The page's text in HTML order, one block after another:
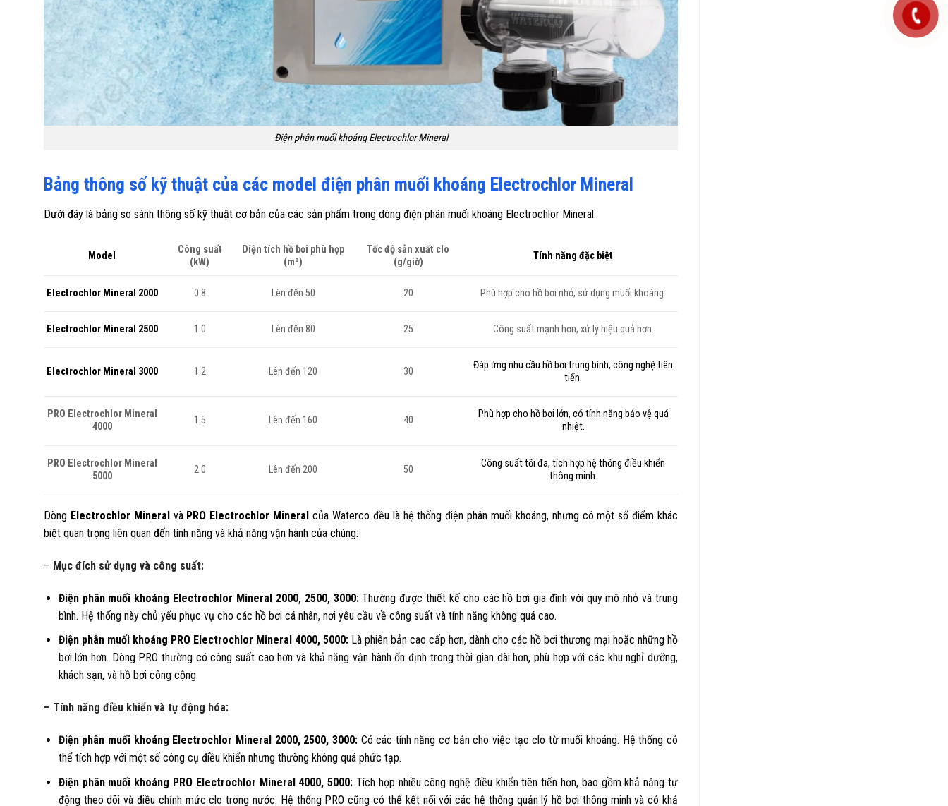
Điện phân muối khoáng Electrochlor Mineral
Bảng thông số kỹ thuật của các model điện phân muối khoáng Electrochlor Mineral
Dưới đây là bảng so sánh thông số kỹ thuật cơ bản của các sản phẩm trong dòng điện phân muối khoáng Electrochlor Mineral:
Model
Công suất
(kW)
Diện tích hồ bơi phù hợp
(m³)
Tốc độ sản xuất clo
(g/giờ)
Tính năng đặc biệt
Electrochlor Mineral 2000 0.8 Lên đến 50 20 Phù hợp cho hồ bơi nhỏ, sử dụng muối khoáng.
Electrochlor Mineral 2500 1.0 Lên đến 80 25 Công suất mạnh hơn, xử lý hiệu quả hơn.
Electrochlor Mineral 3000 1.2 Lên đến 120 30
Đáp ứng nhu cầu hồ bơi trung bình, công nghệ tiên
tiến.
PRO Electrochlor Mineral
4000
1.5 Lên đến 160 40
Phù hợp cho hồ bơi lớn, có tính năng bảo vệ quá
nhiệt.
PRO Electrochlor Mineral
5000
2.0 Lên đến 200 50
Công suất tối đa, tích hợp hệ thống điều khiển
thông minh.
Dòng Electrochlor Mineral và PRO Electrochlor Mineral của Waterco đều là hệ thống điện phân muối khoáng, nhưng có một số điểm khác
biệt quan trọng liên quan đến tính năng và khả năng vận hành của chúng:
– Mục đích sử dụng và công suất:
Điện phân muối khoáng Electrochlor Mineral 2000, 2500, 3000:Thường được thiết kế cho các hồ bơi gia đình với quy mô nhỏ và trung
bình. Hệ thống này chủ yếu phục vụ cho các hồ bơi cá nhân, nơi yêu cầu về công suất và tính năng không quá cao.
Điện phân muối khoáng PRO Electrochlor Mineral 4000, 5000:Là phiên bản cao cấp hơn, dành cho các hồ bơi thương mại hoặc những hồ
bơi lớn hơn. Dòng PRO thường có công suất cao hơn và khả năng vận hành ổn định trong thời gian dài hơn, phù hợp với các khu nghỉ dưỡng,
khách sạn, và hồ bơi công cộng.
– Tính năng điều khiển và tự động hóa:
Điện phân muối khoáng Electrochlor Mineral 2000, 2500, 3000:Có các tính năng cơ bản cho việc tạo clo từ muối khoáng. Hệ thống có
thể tích hợp với một số công cụ điều khiển nhưng thường không quá phức tạp.
Điện phân muối khoáng PRO Electrochlor Mineral 4000, 5000: Tích hợp nhiều công nghệ điều khiển tiên tiến hơn, bao gồm khả năng tự
động theo dõi và điều chỉnh mức clo trong nước. Hệ thống PRO cũng có thể kết nối với các hệ thống quản lý hồ bơi thông minh và có khả